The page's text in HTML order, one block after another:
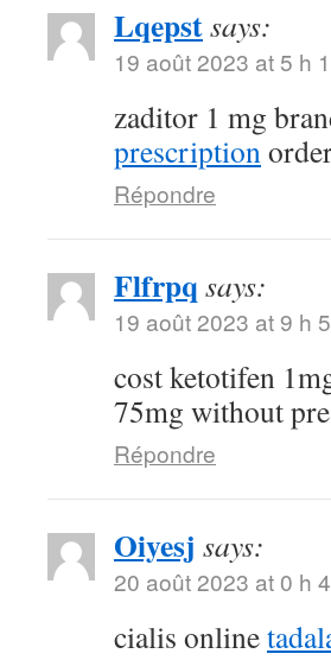
Lqepstsays:
19 août 2023 at 5 h
zaditor 1 mg
prescription
Répondre
Flfrpq says:
19 août 2023 at 9 h
cost ketotifen
75mg without
Répondre
Oiyesj says:
20 août 2023 at 0 h
cialis online